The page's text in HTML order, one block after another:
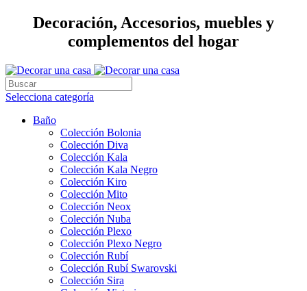
Decoración, Accesorios, muebles y
complementos del hogar
Selecciona categoría
Baño
Colección Bolonia
Colección Diva
Colección Kala
Colección Kala Negro
Colección Kiro
Colección Mito
Colección Neox
Colección Nuba
Colección Plexo
Colección Plexo Negro
Colección Rubí
Colección Rubí Swarovski
Colección Sira